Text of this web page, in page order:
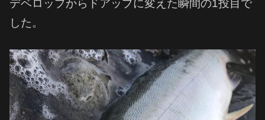
デベロップからドアップに変えた瞬間の1投目で
した。